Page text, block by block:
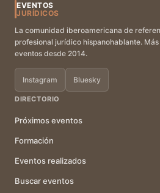
EVENTOS
JURÍDICOS
La comunidad iberoamericana de
profesional jurídico hispanohablante.
eventos desde 2014.
Instagram Bluesky
DIRECTORIO
Próximos eventos
Formación
Eventos realizados
Buscar eventos